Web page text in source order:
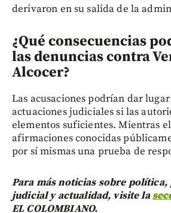
derivaron en su salida de la
¿Qué consecuencias
las denuncias contra
Alcocer?
Las acusaciones podrían dar
actuaciones judiciales si las
elementos suficientes. Mientras
afirmaciones conocidas
por sí mismas una prueba de
Para más noticias sobre política,
judicial y actualidad, visite la
EL COLOMBIANO.